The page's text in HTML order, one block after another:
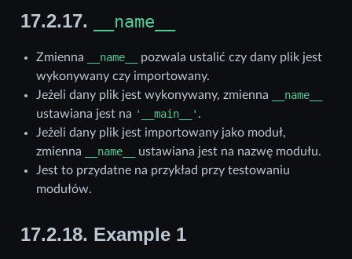
17.2.17. __name__
Zmienna __name__
pozwala ustalić czy dany plik jest
wykonywany czy importowany.
Jeżeli dany plik jest wykonywany, zmienna
__name__
ustawiana jest na '__main__' .
Jeżeli dany plik jest importowany jako moduł,
zmienna
__name__
ustawiana jest na nazwę modułu.
Jest to przydatne na przykład przy testowaniu
modułów.
17.2.18. Example 1